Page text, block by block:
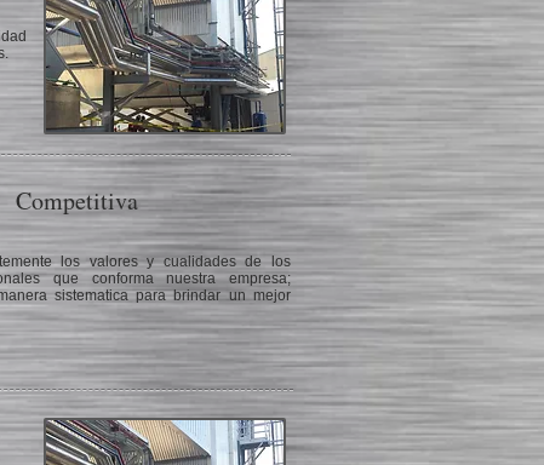
Competitiva
los valores y cualidades de los
que conforma nuestra empresa;
sistematica para brindar un mejor